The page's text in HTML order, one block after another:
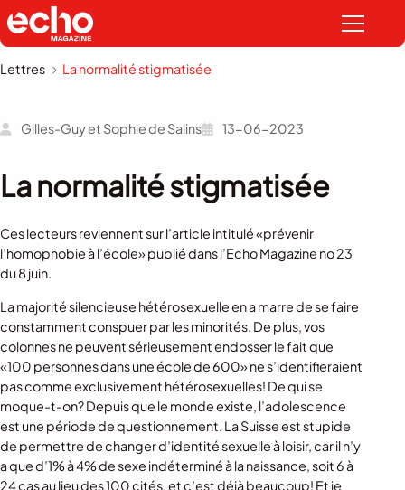
Lettres La normalité stigmatisée
Gilles-Guy et Sophie de Salins 13-06-2023
La normalité stigmatisée
Ces lecteurs reviennent sur l’article intitulé «prévenir
l’homophobie à l’école» publié dans l’Echo Magazine no 23
du 8 juin.
La majorité silencieuse hétérosexuelle en a marre de se faire
constamment conspuer par les minorités. De plus, vos
colonnes ne peuvent sérieusement endosser le fait que
«100 personnes dans une école de 600» ne s’identifieraient
pas comme exclusivement hétérosexuelles! De qui se
moque-t-on? Depuis que le monde existe, l’adolescence
est une période de questionnement. La Suisse est stupide
de permettre de changer d’identité sexuelle à loisir, car il n’y
a que d’1% à 4% de sexe indéterminé à la naissance, soit 6 à
24 cas au lieu des 100 cités, et c’est déjà beaucoup! Et je